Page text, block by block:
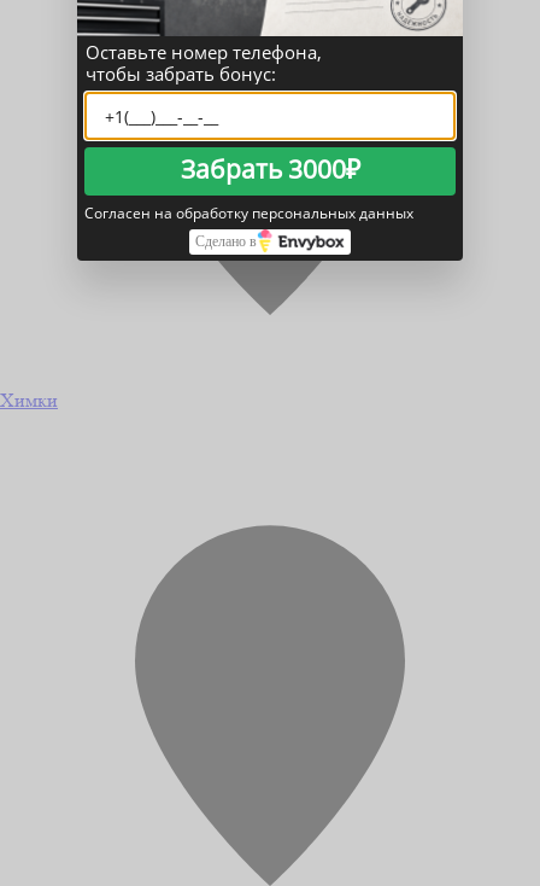
Химки
Оставьте номер телефона,
чтобы забрать бонус:
Забрать 3000₽
Согласен на обработку персональных данных
Сделано в